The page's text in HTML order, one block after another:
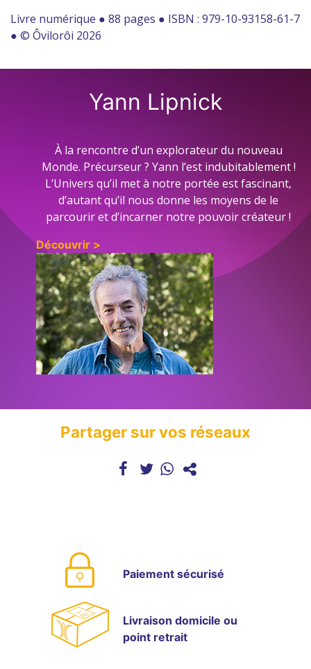
Livre numérique ● 88 pages ● ISBN : 979-10-93158-61-7
● © Ôvilorôi 2026
Yann Lipnick
À la rencontre d’un explorateur du nouveau
Monde. Précurseur ? Yann l’est indubitablement !
L’Univers qu’il met à notre portée est fascinant,
d’autant qu’il nous donne les moyens de le
parcourir et d’incarner notre pouvoir créateur !
Découvrir >
Partager sur vos réseaux
Paiement sécurisé
Livraison domicile ou
point retrait